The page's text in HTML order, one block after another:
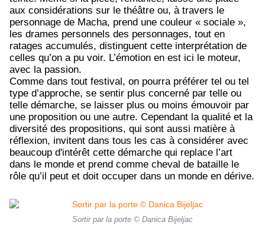
aux considérations sur le théâtre ou, à travers le
personnage de Macha, prend une couleur « sociale »,
les drames personnels des personnages, tout en
ratages accumulés, distinguent cette interprétation de
celles qu’on a pu voir. L’émotion en est ici le moteur,
avec la passion.
Comme dans tout festival, on pourra préférer tel ou tel
type d’approche, se sentir plus concerné par telle ou
telle démarche, se laisser plus ou moins émouvoir par
une proposition ou une autre. Cependant la qualité et la
diversité des propositions, qui sont aussi matière à
réflexion, invitent dans tous les cas à considérer avec
beaucoup d'intérêt cette démarche qui replace l’art
dans le monde et prend comme cheval de bataille le
rôle qu’il peut et doit occuper dans un monde en dérive.
Sortir par la porte © Danica Bijeljac